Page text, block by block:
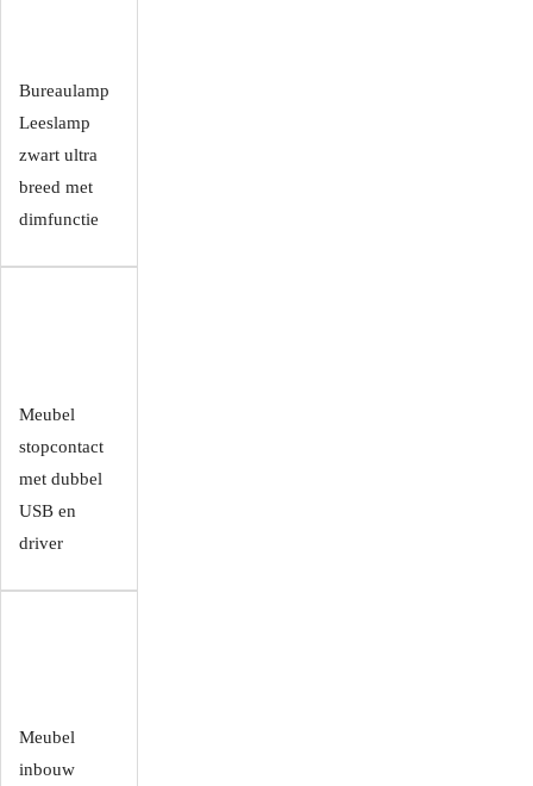
Bureaulamp
Leeslamp
zwart ultra
breed met
dimfunctie
Meubel
stopcontact
met dubbel
USB en
driver
Meubel
inbouw